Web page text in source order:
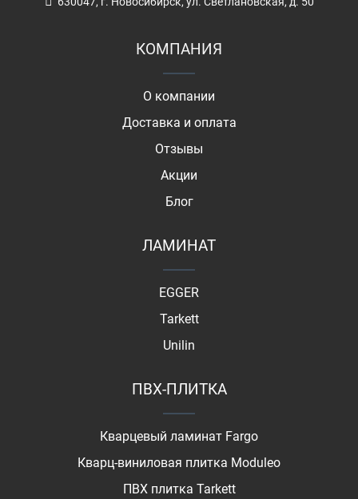
КОМПАНИЯ
О компании
Доставка и оплата
Отзывы
Акции
Блог
ЛАМИНАТ
EGGER
Tarkett
Unilin
ПВХ-ПЛИТКА
Кварцевый ламинат Fargo
Кварц-виниловая плитка Moduleo
ПВХ плитка Tarkett